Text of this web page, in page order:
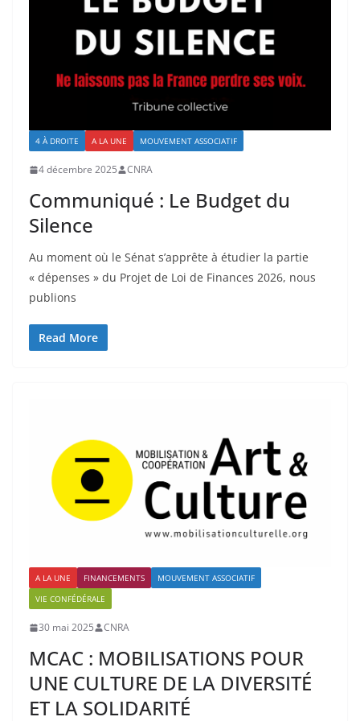
4 À DROITE A LA UNE MOUVEMENT ASSOCIATIF
4 décembre 2025 CNRA
Communiqué : Le Budget du
Silence
Au moment où le Sénat s’apprête à étudier la partie
« dépenses » du Projet de Loi de Finances 2026, nous
publions
Read More
A LA UNE FINANCEMENTS
MOUVEMENT ASSOCIATIF
VIE CONFÉDÉRALE
30 mai 2025 CNRA
MCAC : MOBILISATIONS POUR
UNE CULTURE DE LA DIVERSITÉ
ET LA SOLIDARITÉ